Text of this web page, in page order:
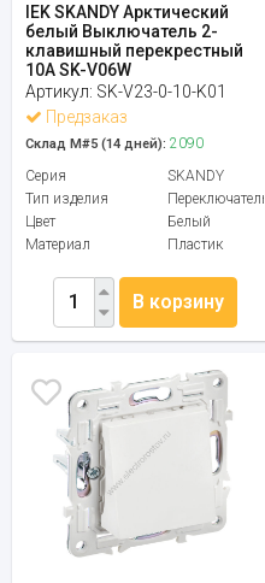
IEK SKANDY Арктический
белый Выключатель 2-
клавишный перекрестный
10А SK-V06W
Артикул: SK-V23-0-10-K01
Предзаказ
Склад М#5 (14 дней): 2090
Серия
SKANDY
Тип изделия
Переключатель
Цвет
Белый
Материал
Пластик
В корзину